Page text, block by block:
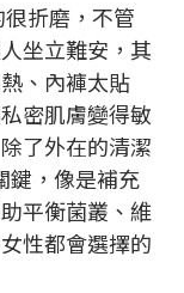
折磨，不管
坐立難安，其
、內褲太貼
密肌膚變得敏
了外在的清潔
鍵，像是補充
平衡菌叢、維
性都會選擇的